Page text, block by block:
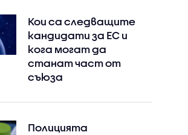
Кои са следващите
кандидати за ЕС и
кога могат да
станат част от
съюза
Полицията